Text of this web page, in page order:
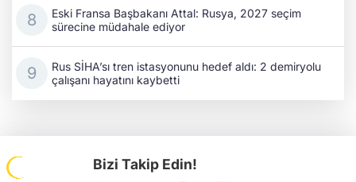
Eski Fransa Başbakanı Attal: Rusya, 2027 seçim
sürecine müdahale ediyor
Rus SİHA’sı tren istasyonunu hedef aldı: 2 demiryolu
çalışanı hayatını kaybetti
Bizi Takip Edin!